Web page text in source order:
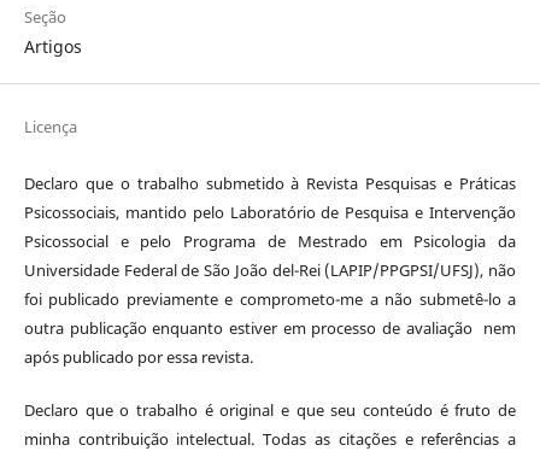
Seção
Artigos
Licença
Declaro que o trabalho submetido à Revista Pesquisas e Práticas
Psicossociais, mantido pelo Laboratório de Pesquisa e Intervenção
Psicossocial e pelo Programa de Mestrado em Psicologia da
Universidade Federal de São João del-Rei (LAPIP/PPGPSI/UFSJ), não
foi publicado previamente e comprometo-me a não submetê-lo a
outra publicação enquanto estiver em processo de avaliação nem
após publicado por essa revista.
Declaro que o trabalho é original e que seu conteúdo é fruto de
minha contribuição intelectual. Todas as citações e referências a